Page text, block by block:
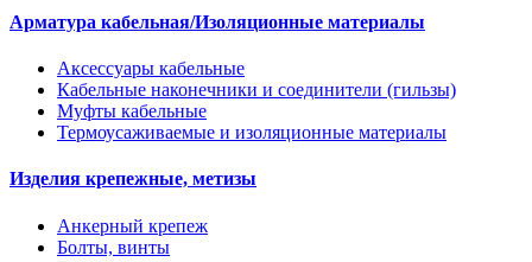
Арматура кабельная/Изоляционные материалы
Аксессуары кабельные
Кабельные наконечники и соединители (гильзы)
Муфты кабельные
Термоусаживаемые и изоляционные материалы
Изделия крепежные, метизы
Анкерный крепеж
Болты, винты